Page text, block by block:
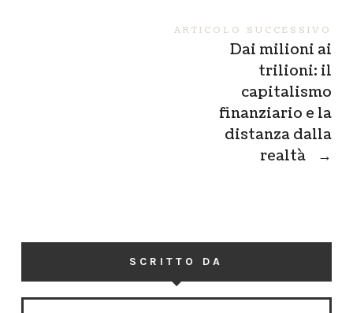
ARTICOLO SUCCESSIVO
Dai milioni ai
trilioni: il
capitalismo
finanziario e la
distanza dalla
realtà
→
SCRITTO DA